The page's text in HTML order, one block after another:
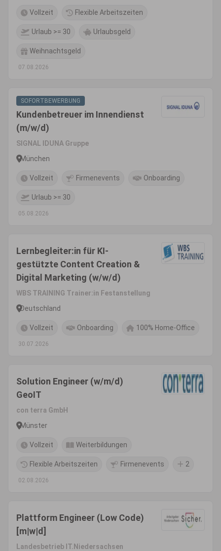
Vollzeit Flexible Arbeitszeiten
Urlaub >= 30 Urlaubsgeld
Weihnachtsgeld
07.08.2026
SOFORTBEWERBUNG
Kundenbetreuer im Innendienst
(m/w/d)
SIGNAL IDUNA Gruppe
München
Vollzeit Firmenevents Onboarding
Urlaub >= 30
05.08.2026
Lernbegleiter:in für KI-
gestützte Content Creation &
Digital Marketing (w/w/d)
WBS TRAINING Trainer:in Festanstellung
Deutschland
Vollzeit Onboarding 100% Home-Office
30.07.2026
Solution Engineer (w/m/d)
GeoIT
con terra GmbH
Münster
Vollzeit Weiterbildungen
Flexible Arbeitszeiten Firmenevents 2
02.08.2026
Plattform Engineer (Low Code)
[m|w|d]
Landesbetrieb IT.Niedersachsen